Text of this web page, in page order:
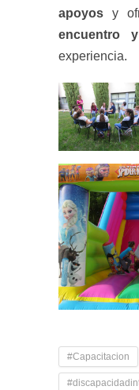
apoyos y
encuentro
experiencia.
#Capacitacion